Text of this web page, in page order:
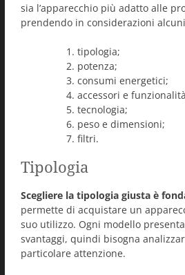
sia l’apparecchio più adatto alle
prendendo in considerazioni
tipologia;
potenza;
consumi energetici;
accessori e
tecnologia;
peso e dimensioni;
filtri.
Tipologia
Scegliere la tipologia giusta è
permette di acquistare un
suo utilizzo. Ogni modello
svantaggi, quindi bisogna
particolare attenzione.